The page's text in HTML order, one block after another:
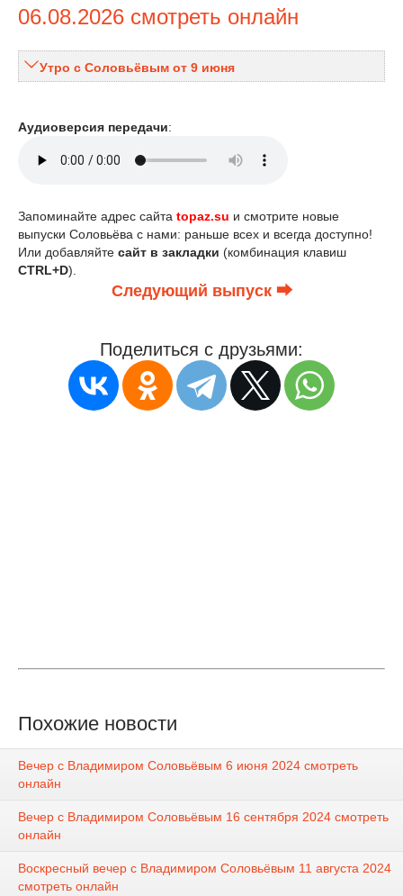
06.08.2026 смотреть онлайн
Утро с Соловьёвым от 9 июня
Аудиоверсия передачи:
Запоминайте адрес сайта topaz.su и смотрите новые
выпуски Соловьёва с нами: раньше всех и всегда доступно!
Или добавляйте сайт в закладки (комбинация клавиш
CTRL+D).
Следующий выпуск ⮕
Поделиться с друзьями:
Похожие новости
Вечер с Владимиром Соловьёвым 6 июня 2024 смотреть
онлайн
Вечер с Владимиром Соловьёвым 16 сентября 2024 смотреть
онлайн
Воскресный вечер с Владимиром Соловьёвым 11 августа 2024
смотреть онлайн